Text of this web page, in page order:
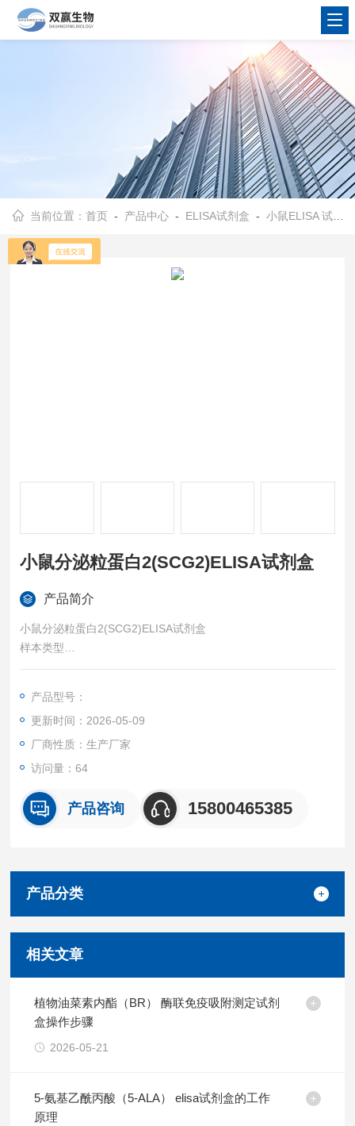
当前位置：首页 - 产品中心 - ELISA试剂盒 -小鼠ELISA 试剂盒
小鼠分泌粒蛋白2(SCG2)ELISA试剂盒
产品简介
小鼠分泌粒蛋白2(SCG2)ELISA试剂盒
样本类型
血清、血浆、组织匀浆、细胞裂解液、细胞培养上清等各类生物
特异性
本试剂盒特异性检测小鼠样本中分泌粒蛋白2(SCG2)，且与其他
类似蛋白无明显交叉反应。
重复性
试剂盒组成及保存
见说明书
产品型号：
更新时间：2026-05-09
厂商性质：生产厂家
访问量：64
产品咨询 15800465385
产品分类
相关文章
植物油菜素内酯（BR） 酶联免疫吸附测定试剂
盒操作步骤
2026-05-21
5-氨基乙酰丙酸（5-ALA） elisa试剂盒的工作
原理